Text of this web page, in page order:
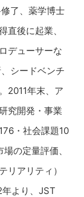
了、薬学博士
直後に起業、
デューサーな
シードベンチ
2011年末、ア
究開発・事業
・社会課題10
の定量評価、
リアリティ）
より、JST